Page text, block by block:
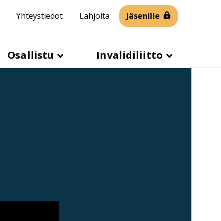
Yhteystiedot Lahjoita Jäsenille
Osallistu Invalidiliitto